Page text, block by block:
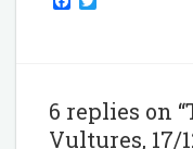
o
k
r
6 replies on
Vultures, 17/